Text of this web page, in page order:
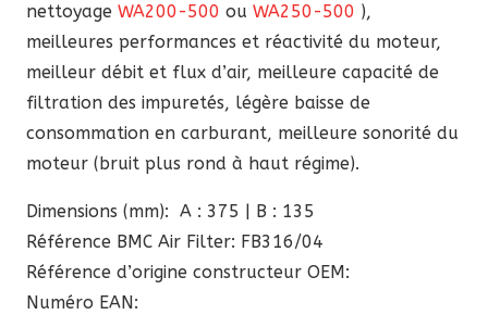
nettoyage WA200-500 ou WA250-500 ),
meilleures performances et réactivité du moteur,
meilleur débit et flux d’air, meilleure capacité de
filtration des impuretés, légère baisse de
consommation en carburant, meilleure sonorité du
moteur (bruit plus rond à haut régime).
Dimensions (mm): A : 375 | B : 135
Référence BMC Air Filter: FB316/04
Référence d’origine constructeur OEM:
Numéro EAN: